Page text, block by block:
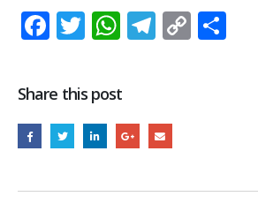
Facebook
Twitter
WhatsApp
Copy
Share this post